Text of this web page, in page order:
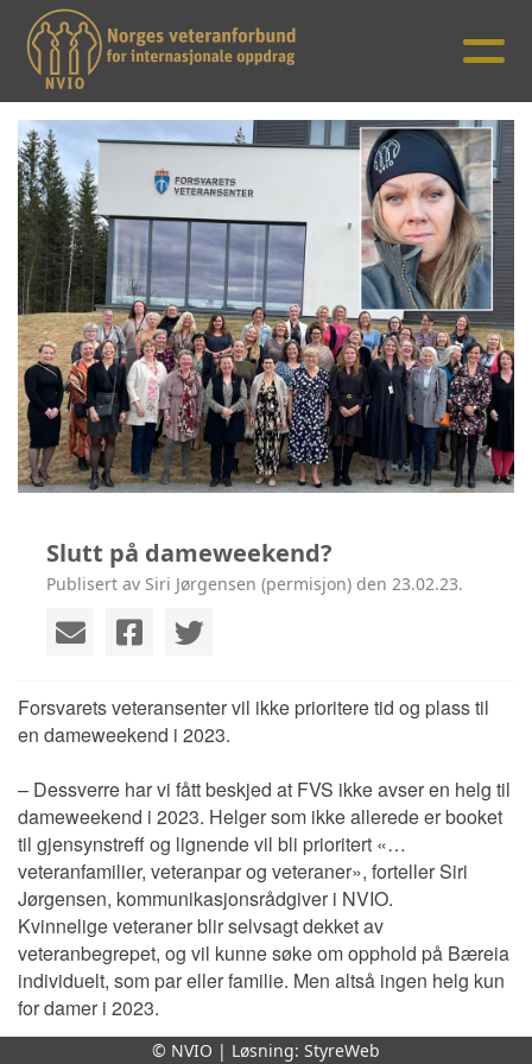
Slutt på dameweekend?
Publisert av Siri Jørgensen (permisjon) den 23.02.23.
Forsvarets veteransenter vil ikke prioritere tid og plass til
en dameweekend i 2023.
– Dessverre har vi fått beskjed at FVS ikke avser en helg til
dameweekend i 2023. Helger som ikke allerede er booket
til gjensynstreff og lignende vil bli prioritert «…
veteranfamilier, veteranpar og veteraner», forteller Siri
Jørgensen, kommunikasjonsrådgiver i NVIO.
Kvinnelige veteraner blir selvsagt dekket av
veteranbegrepet, og vil kunne søke om opphold på Bæreia
individuelt, som par eller familie. Men altså ingen helg kun
for damer i 2023.
© NVIO | Løsning: StyreWeb